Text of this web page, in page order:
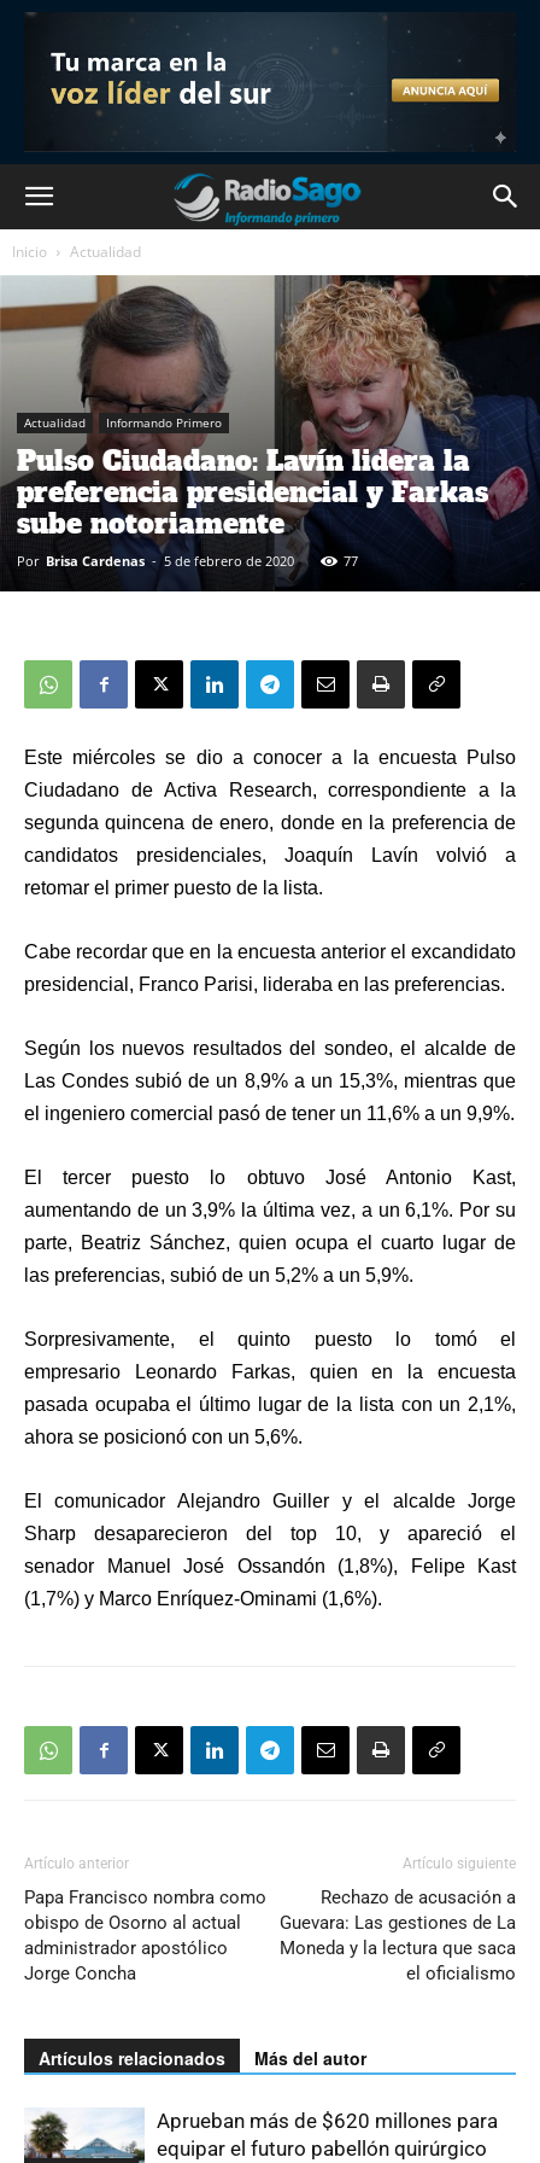
Inicio Actualidad
Actualidad Informando Primero
Pulso Ciudadano: Lavín lidera la
preferencia presidencial y Farkas
sube notoriamente
Por Brisa Cardenas - 5 de febrero de 2020 77
Este miércoles se dio a conocer a la encuesta
Pulso
Ciudadano de Activa Research, correspondiente a la
segunda quincena deenero, donde en la preferencia de
candidatos presidenciales, Joaquín Lavín volvió a
retomar el primer puesto de la lista.
Cabe recordar que en la encuesta anterior el excandidato
presidencial, Franco Parisi, lideraba en las preferencias.
Según los nuevos resultados del sondeo, el alcalde de
Las Condes subió de un 8,9% a un 15,3%, mientras que
el ingeniero comercial pasó de tener un 11,6% a un 9,9%.
El tercer puesto lo obtuvo José Antonio Kast,
aumentando de un 3,9% la última vez, a un6,1%. Por su
parte, Beatriz Sánchez, quien ocupa el cuarto lugar de
las preferencias, subió de un 5,2% a un 5,9%.
Sorpresivamente, el quinto puesto lo tomó el
empresario
Leonardo Farkas, quien en la encuesta
pasada ocupaba el último lugar de la lista con un 2,1%,
ahora se posicionó con un 5,6%.
El comunicador Alejandro Guiller y el alcalde Jorge
Sharp desaparecieron del top 10, y apareció el
senador
Manuel José Ossandón (1,8%), Felipe Kast
(1,7%) y Marco Enríquez-Ominami (1,6%).
Artículo anterior
Papa Francisco nombra como
obispo de Osorno al actual
administrador apostólico
Jorge Concha
Artículo siguiente
Rechazo de acusación a
Guevara: Las gestiones de La
Moneda y la lectura que saca
el oficialismo
Artículos relacionados Más del autor
Aprueban más de $620 millones para
equipar el futuro pabellón quirúrgico